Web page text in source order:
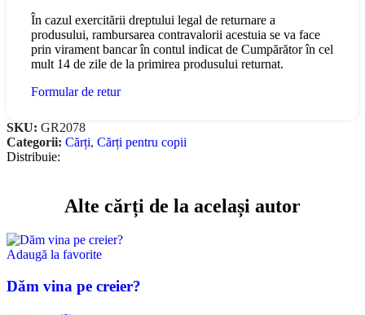
În cazul exercitării dreptului legal de returnare a
produsului, rambursarea contravalorii acestuia se va face
prin virament bancar în contul indicat de Cumpărător în cel
mult 14 de zile de la primirea produsului returnat.
Formular de retur
SKU: GR2078
Categorii: Cărți, Cărți pentru copii
Distribuie:
Alte cărți de la același autor
Adaugă la favorite
Dăm vina pe creier?